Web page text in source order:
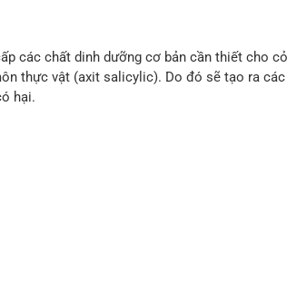
các chất dinh dưỡng cơ bản cần thiết cho
thực vật (axit salicylic). Do đó sẽ tạo ra
hại.